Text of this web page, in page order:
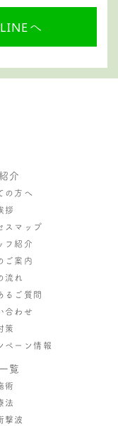
へ
介
の方へ
拶
スマップ
フ紹介
ご案内
流れ
るご質問
合わせ
策
ペーン情報
覧
術
法
撃波